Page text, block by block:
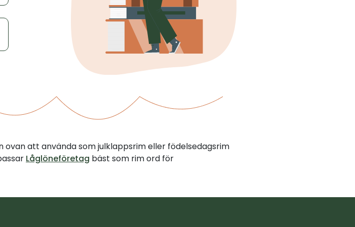
att använda som julklappsrim eller födelsedagsrim
Låglöneföretag bäst som rim ord för